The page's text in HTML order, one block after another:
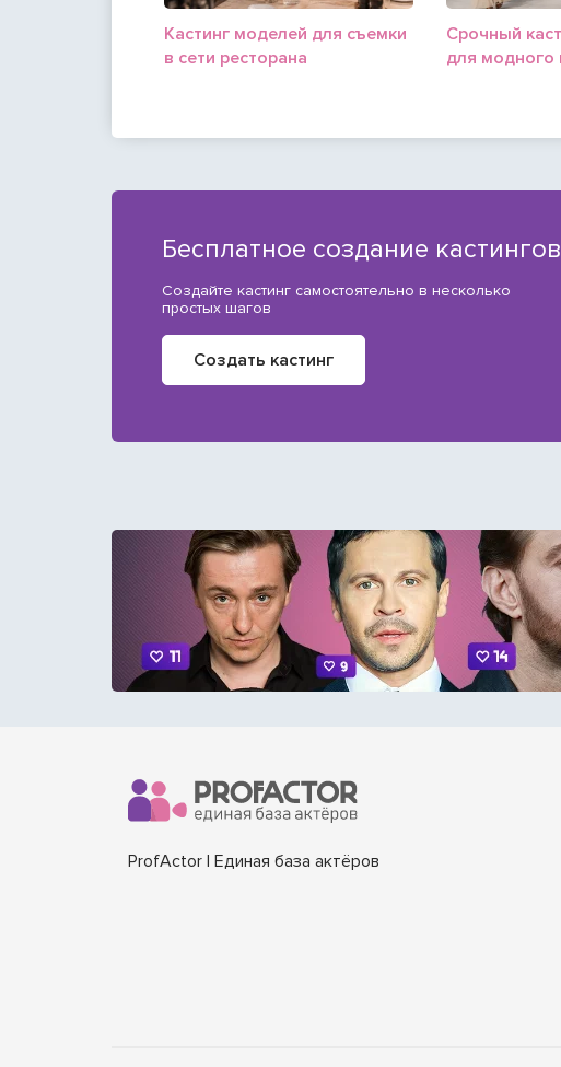
Кастинг моделей для съемки
в сети ресторана
Срочный
для модного
Бесплатное создание кастингов
Создайте кастинг самостоятельно в несколько
простых шагов
Создать кастинг
ProfActor | Единая база актёров